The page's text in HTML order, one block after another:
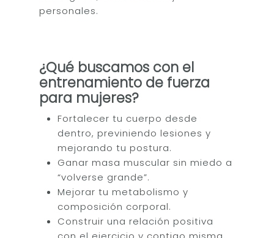
personales.
¿Qué buscamos con el
entrenamiento de fuerza
para mujeres?
Fortalecer tu cuerpo desde
dentro, previniendo lesiones y
mejorando tu postura.
Ganar masa muscular sin miedo a
“volverse grande”.
Mejorar tu metabolismo y
composición corporal.
Construir una relación positiva